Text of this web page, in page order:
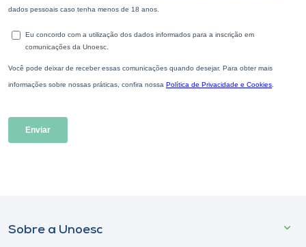
Sobre a Unoesc